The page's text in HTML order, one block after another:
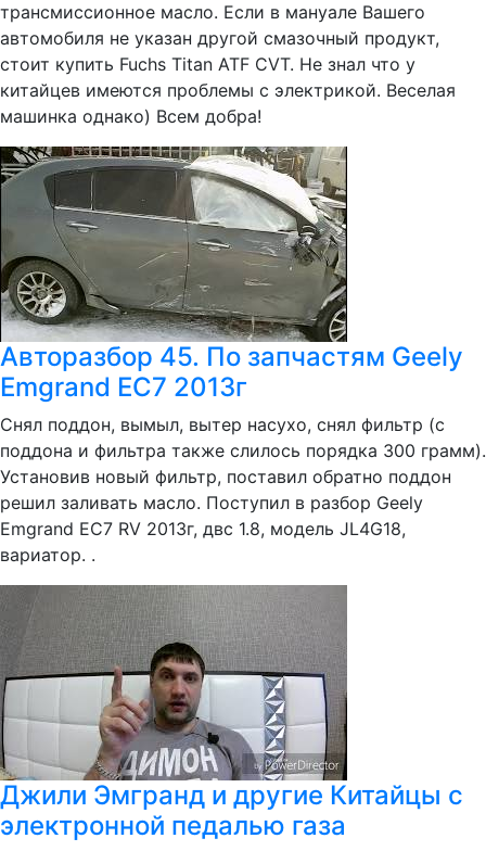
трансмиссионное масло. Если в мануале Вашего
автомобиля не указан другой смазочный продукт,
стоит купить Fuchs Titan ATF CVT. Не знал что у
китайцев имеются проблемы с электрикой. Веселая
машинка однако) Всем добра!
Авторазбор 45. По запчастям Geely
Emgrand EC7 2013г
Снял поддон, вымыл, вытер насухо, снял фильтр (с
поддона и фильтра также слилось порядка 300 грамм).
Установив новый фильтр, поставил обратно поддон
решил заливать масло. Поступил в разбор Geely
Emgrand EC7 RV 2013г, двс 1.8, модель JL4G18,
вариатор. .
Джили Эмгранд и другие Китайцы с
электронной педалью газа